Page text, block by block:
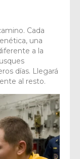
Cada
una
a la
días. Llegará
al resto.